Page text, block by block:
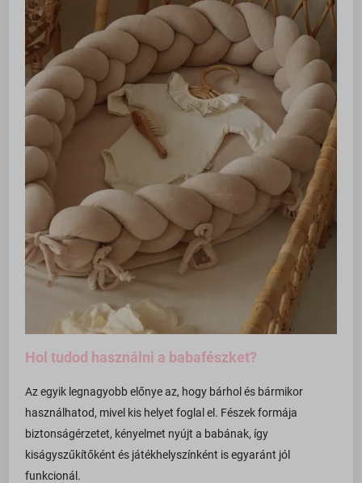
Hol tudod használni a babafészket?
Az egyik legnagyobb előnye az, hogy bárhol és bármikor
használhatod, mivel kis helyet foglal el. Fészek formája
biztonságérzetet, kényelmet nyújt a babának, így
kiságyszűkítőként és játékhelyszínként is egyaránt jól
funkcionál.